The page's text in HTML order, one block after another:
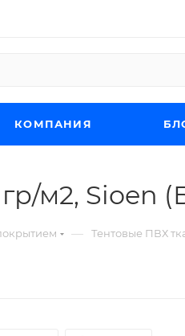
КОМПАНИЯ
м2, Sioen
— Тентовые ПВХ